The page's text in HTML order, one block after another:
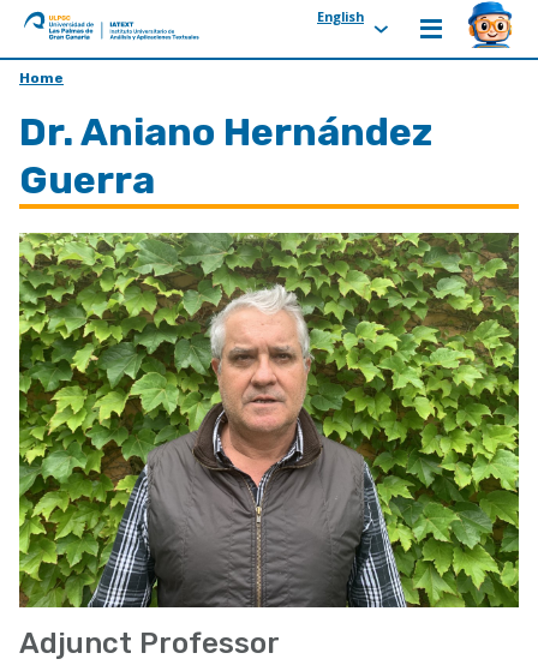
ULPGC
Ir
inicio
de
IATEXT
English
Home
Dr. Aniano Hernández
Guerra
Adjunct Professor